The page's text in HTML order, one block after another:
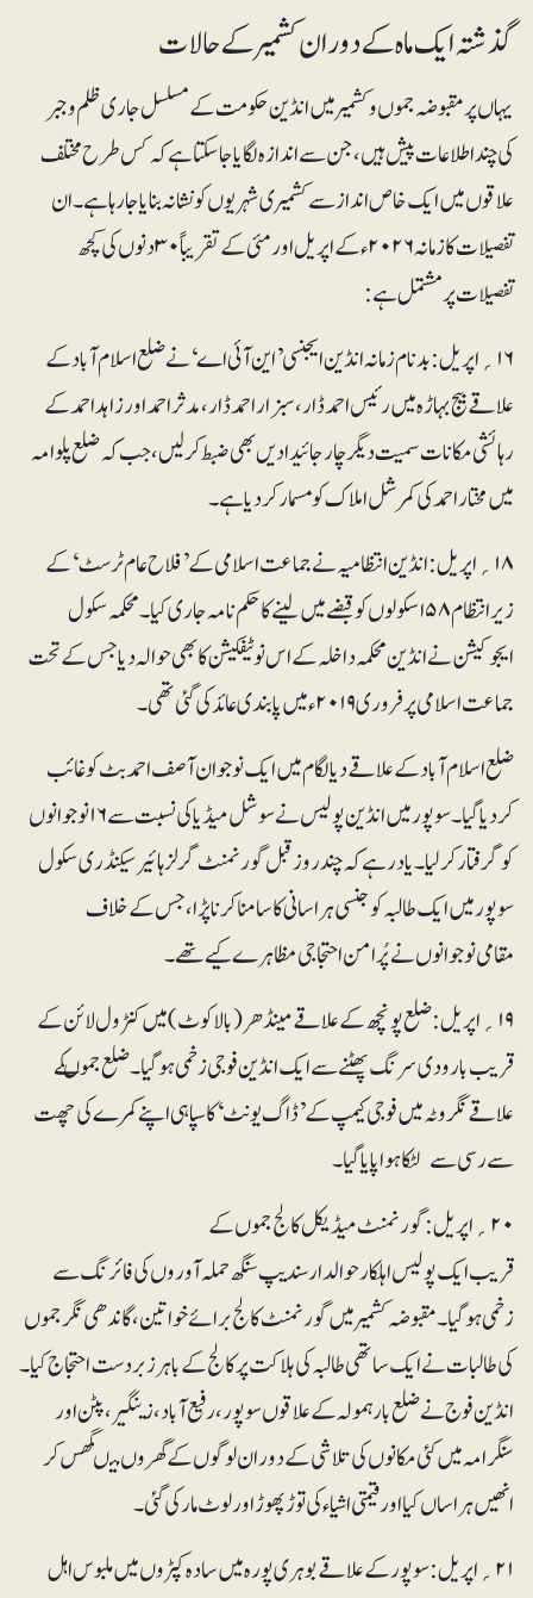
گذشتہ ایک ماہ کے دوران کشمیر کے حالات
یہاں پر مقبوضہ جموں و کشمیر میں انڈین حکومت کے مسلسل جاری ظلم و جبر
کی چند اطلاعات پیش ہیں، جن سے اندازہ لگایا جاسکتا ہے کہ کس طرح مختلف
علاقوں میں ایک خاص انداز سے کشمیری شہریوں کو نشانہ بنایا جارہا ہے۔ ان
تفصیلات کا زمانہ ۲۰۲۶ء کے اپریل اور مئی کے تقریباً ۳۰دنوں کی کچھ
تفصیلات پر مشتمل ہے:
۱۶؍ اپریل:بدنام زمانہ انڈین ایجنسی’این آئی اے ‘نےضلع اسلام آباد کے
علاقے بیج بہاڑہ میں رئیس احمد ڈار، سبزار احمد ڈار، مدثر احمد اور زاہد احمد کے
رہائشی مکانات سمیت دیگر چار جائیدادیں بھی ضبط کر لیں، جب کہ ضلع پلوامہ
میں مختار احمد کی کمرشل املاک کومسمار کر دیاہے۔
۱۸؍ اپریل: انڈین انتظامیہ نے جماعت اسلامی کے ’فلاح عام ٹرسٹ‘ کے
زیر انتظام ۵۸ اسکولوں کو قبضے میں لینے کا حکم نامہ جاری کیا۔ محکمہ سکول
ایجوکیشن نے انڈین محکمہ داخلہ کے اس نوٹیفکیشن کا بھی حوالہ دیا جس کے تحت
جماعت اسلامی پر فروری ۲۰۱۹ءمیں پابندی عائد کی گئی تھی۔
ضلع اسلام آباد کے علاقے دیالگام میں ایک نوجوان آصف احمد بٹ کو غائب
کردیا گیا۔ سوپور میں انڈین پولیس نے سوشل میڈیا کی نسبت سے ۱۶نوجوانوں
کو گرفتار کرلیا۔یاد رہے کہ چند روز قبل گورنمنٹ گرلز ہائیر سیکنڈری سکول
سوپور میں ایک طالبہ کو جنسی ہراسانی کا سامنا کرنا پڑا، جس کے خلاف
مقامی نوجوانوں نے پُرامن احتجاجی مظاہرے کیے تھے۔
۱۹؍ اپریل: ضلع پونچھ کے علاقے مینڈھر (بالاکوٹ) میں کنٹرول لائن کے
قریب بارودی سرنگ پھٹنے سے ایک انڈین فوجی زخمی ہو گیا۔ ضلع جموںکے
علاقے نگروٹہ میں فوجی کیمپ کے ’ڈاگ یونٹ‘ کا سپاہی اپنے کمرے کی چھت
سے رسی سے لٹکا ہوا پایا گیا۔
۲۰؍ اپریل: گورنمنٹ میڈیکل کالج جموں کے
قریب ایک پولیس اہلکارحوالدار سندیپ سنگھ حملہ آوروں کی فائرنگ سے
زخمی ہوگیا ۔مقبوضہ کشمیر میں گورنمنٹ کالج برائے خواتین، گاندھی نگر جموں
کی طالبات نے ایک ساتھی طالبہ کی ہلاکت پر کالج کے باہر زبردست احتجاج کیا۔
انڈین فوج نے ضلع بارہمولہ کے علاقوں سوپور، رفیع آباد، زینگیر، پٹن اور
سنگرامہ میں کئی مکانوں کی تلاشی کے دوران لوگوں کے گھروں میںگھس کر
انھیں ہراساں کیااور قیمتی اشیاء کی توڑ پھوڑ اور لوٹ مار کی گئی۔
۲۱؍ اپریل: سوپور کے علاقے بوہری پورہ میں سادہ کپڑوں میں ملبوس اہل